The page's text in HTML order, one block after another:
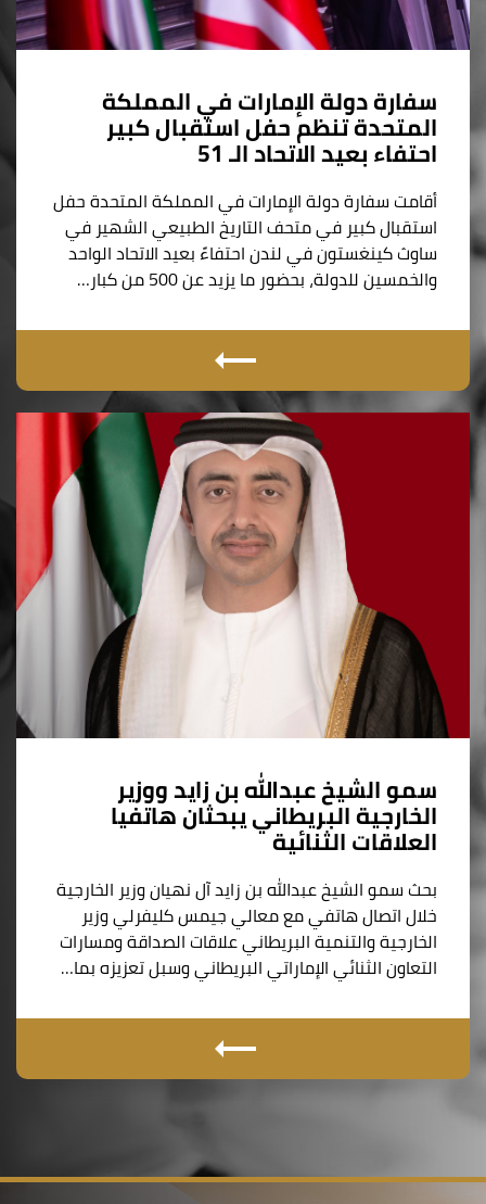
سفارة دولة الإمارات في المملكة
المتحدة تنظم حفل استقبال كبير
احتفاء بعيد الاتحاد الـ 51
أقامت سفارة دولة الإمارات في المملكة المتحدة حفل
استقبال كبير في متحف التاريخ الطبيعي الشهير في
ساوث كينغستون في لندن احتفاءً بعيد الاتحاد الواحد
والخمسين للدولة، بحضور ما يزيد عن 500 من كبار…
سمو الشيخ عبدالله بن زايد ووزير
الخارجية البريطاني يبحثان هاتفيا
العلاقات الثنائية
بحث سمو الشيخ عبدالله بن زايد آل نهيان وزير الخارجية
خلال اتصال هاتفي مع معالي جيمس كليفرلي وزير
الخارجية والتنمية البريطاني علاقات الصداقة ومسارات
التعاون الثنائي الإماراتي البريطاني وسبل تعزيزه بما…